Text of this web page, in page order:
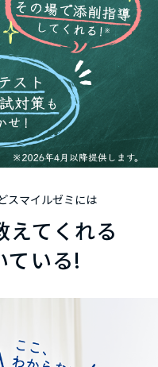
スマイルゼミには
えてくれる
ている!